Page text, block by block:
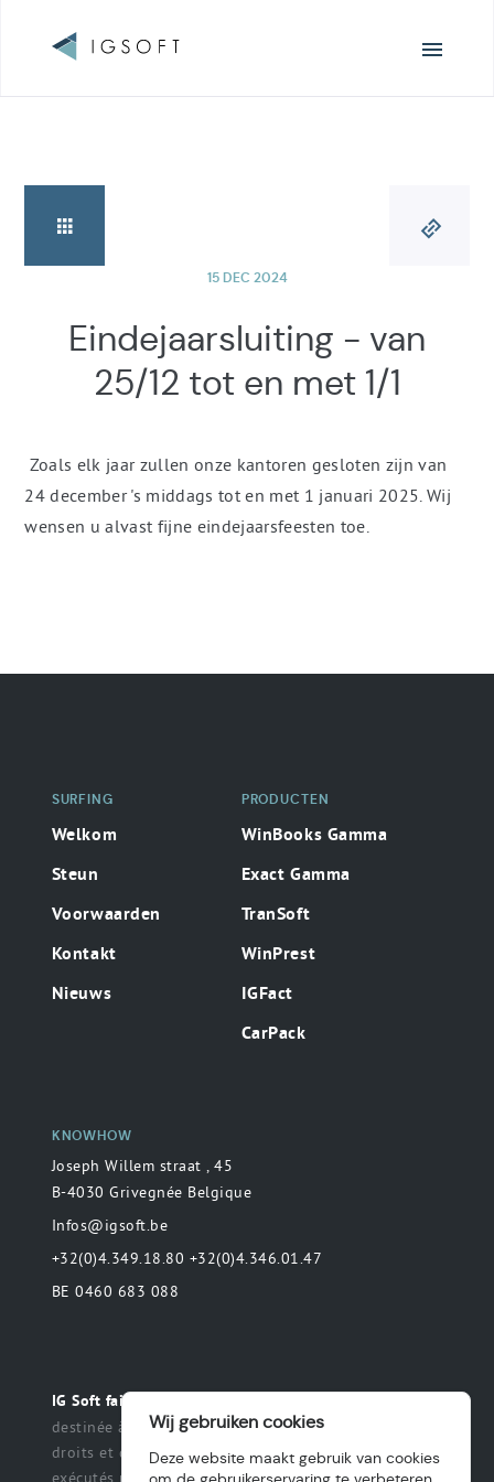
Eindejaarsluiting - van
25/12 tot en met 1/1
15 DEC 2024
Zoals elk jaar zullen onze kantoren gesloten zijn van
24 december 's middags tot en met 1 januari 2025. Wij
wensen u alvast fijne eindejaarsfeesten toe.
Surfen
Secondaire
SURFING
Welkom
Steun
Voorwaarden
Kontakt
Nieuws
PRODUCTEN
WinBooks Gamma
Exact Gamma
TranSoft
WinPrest
IGFact
CarPack
KNOWHOW
Joseph Willem straat , 45
B-4030 Grivegnée Belgique
Infos@igsoft.be
+32(0)4.349.18.80 +32(0)4.346.01.47
BE 0460 683 088
IG Soft fait partie du groupe MAS.
destinée à préciser ou de délimiter le champ des
droits et des obligations qui peuvent être exercés et
exécutés par les parties dans une relation légale.
Wij gebruiken cookies
Deze website maakt gebruik van cookies